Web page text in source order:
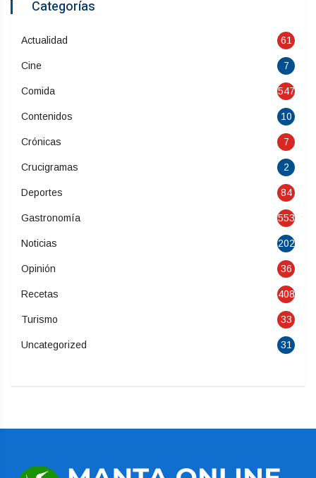
Categorías
Actualidad 61
Cine 7
Comida 547
Contenidos 10
Crónicas 7
Crucigramas 2
Deportes 84
Gastronomía 553
Noticias 202
Opinión 36
Recetas 408
Turismo 33
Uncategorized 31